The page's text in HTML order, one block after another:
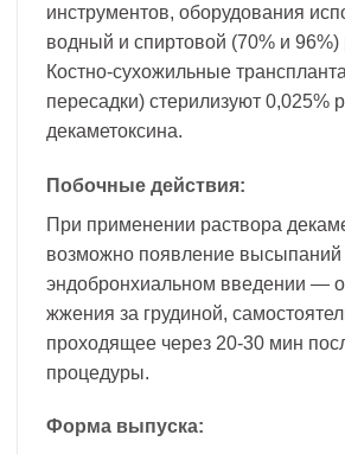
инструментов, оборудования
водный и спиртовой (70% и 96%)
Костно-сухожильные
пересадки) стерилизуют 0,025%
декаметоксина.
Побочные действия:
При применении раствора
возможно появление высыпаний
эндобронхиальном введении —
жжения за грудиной,
проходящее через 20-30 мин
процедуры.
Форма выпуска: